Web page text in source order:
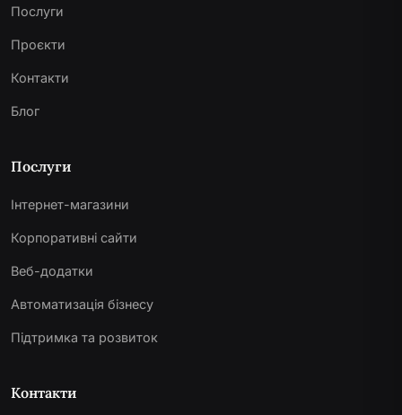
Послуги
Проєкти
Контакти
Блог
Послуги
Інтернет-магазини
Корпоративні сайти
Веб-додатки
Автоматизація бізнесу
Підтримка та розвиток
Контакти